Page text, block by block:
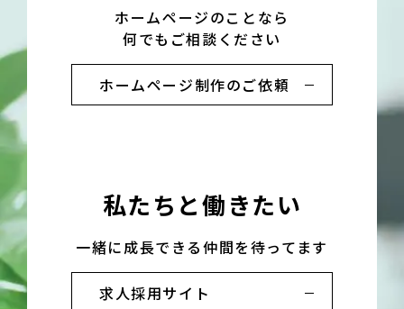
ホームページのことなら
何でもご相談ください
ホームページ制作のご依頼
私たちと働きたい
一緒に成長できる仲間を待ってます
求人採用サイト